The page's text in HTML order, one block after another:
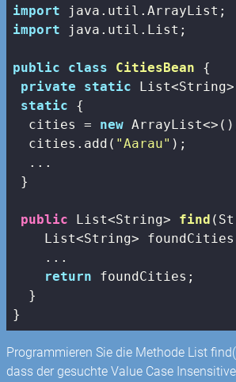
import
import java.util.List;
public class CitiesBean
{
private
static
static {
  cities =
new
  cities.add(
"Aarau" );
  ...
}
public List<String> find
List<String>
    ...
return foundCities;
  }
}
Programmieren Sie die Methode List
dass der gesuchte Value Case